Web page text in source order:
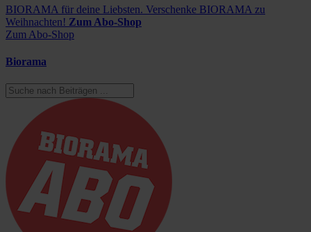
BIORAMA für deine Liebsten. Verschenke BIORAMA zu
Weihnachten! Zum Abo-Shop
Zum Abo-Shop
Biorama